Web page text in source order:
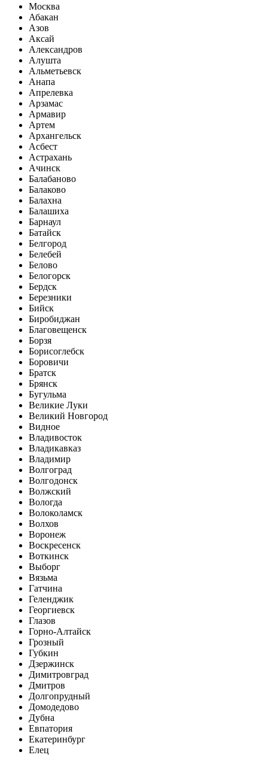
Москва
Абакан
Азов
Аксай
Александров
Алушта
Альметьевск
Анапа
Апрелевка
Арзамас
Армавир
Артем
Архангельск
Асбест
Астрахань
Ачинск
Балабаново
Балаково
Балахна
Балашиха
Барнаул
Батайск
Белгород
Белебей
Белово
Белогорск
Бердск
Березники
Бийск
Биробиджан
Благовещенск
Борзя
Борисоглебск
Боровичи
Братск
Брянск
Бугульма
Великие Луки
Великий Новгород
Видное
Владивосток
Владикавказ
Владимир
Волгоград
Волгодонск
Волжский
Вологда
Волоколамск
Волхов
Воронеж
Воскресенск
Воткинск
Выборг
Вязьма
Гатчина
Геленджик
Георгиевск
Глазов
Горно-Алтайск
Грозный
Губкин
Дзержинск
Димитровград
Дмитров
Долгопрудный
Домодедово
Дубна
Евпатория
Екатеринбург
Елец